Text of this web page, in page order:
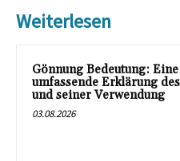
Weiterlesen
Gönnung Bedeutung: Eine
umfassende Erklärung
und seiner Verwendung
03.08.2026